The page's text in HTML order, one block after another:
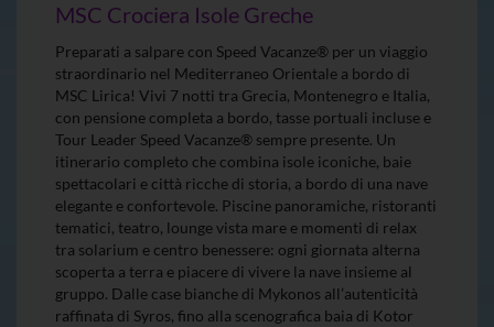
MSC Crociera Isole Greche
Preparati a salpare con Speed Vacanze® per un viaggio
straordinario nel Mediterraneo Orientale a bordo di
MSC Lirica! Vivi 7 notti tra Grecia, Montenegro e Italia,
con pensione completa a bordo, tasse portuali incluse e
Tour Leader Speed Vacanze® sempre presente. Un
itinerario completo che combina isole iconiche, baie
spettacolari e città ricche di storia, a bordo di una nave
elegante e confortevole. Piscine panoramiche, ristoranti
tematici, teatro, lounge vista mare e momenti di relax
tra solarium e centro benessere: ogni giornata alterna
scoperta a terra e piacere di vivere la nave insieme al
gruppo. Dalle case bianche di Mykonos all’autenticità
raffinata di Syros, fino alla scenografica baia di Kotor